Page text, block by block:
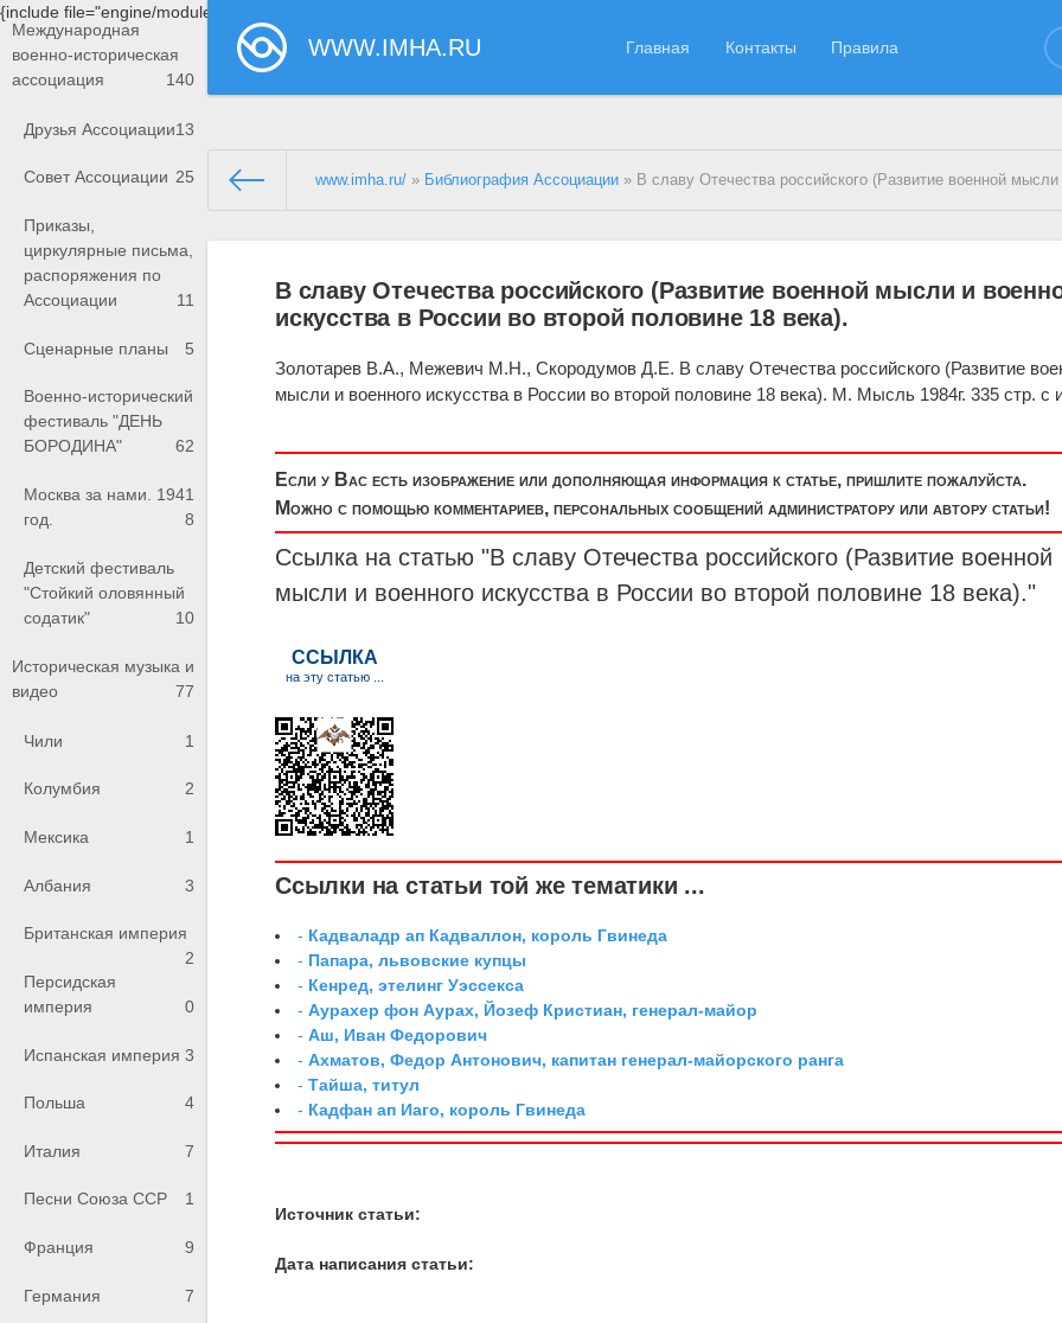
{include file="engine/modules/saperu/head.php"}
WWW.IMHA.RU Главная Контакты Правила
Международная
военно-историческая
ассоциация
140
Друзья Ассоциации13
Совет Ассоциации 25
Приказы,
циркулярные письма,
распоряжения по
Ассоциации
11
Сценарные планы 5
Военно-исторический
фестиваль "ДЕНЬ
БОРОДИНА"
62
Москва за нами. 1941
год.
8
Детский фестиваль
"Стойкий оловянный
содатик"
10
Историческая музыка и
видео
77
Чили 1
Колумбия 2
Мексика 1
Албания 3
Британская империя
2
Персидская
империя
0
Испанская империя 3
Польша 4
Италия 7
Песни Союза ССР 1
Франция 9
Германия 7
www.imha.ru/ » Библиография Ассоциации » В славу Отечества российского (Развитие военной мысли и военного искусства в России во второй
В славу Отечества российского (Развитие военной мысли и
искусства в России во второй половине 18 века).
Золотарев В.А., Межевич М.Н., Скородумов Д.Е. В славу Отечества российского (Развитие
мысли и военного искусства в России во второй половине 18 века). М. Мысль 1984г. 335 стр. с
Если у Вас есть изображение или дополняющая информация к статье, пришлите пожалуйста.
Можно с помощью комментариев, персональных сообщений администратору или автору статьи!
Ссылка на статью "В славу Отечества российского (Развитие военной
мысли и военного искусства в России во второй половине 18 века)."
Ссылки на статьи той же тематики ...
- Кадваладр ап Кадваллон, король Гвинеда
- Папара, львовские купцы
- Кенред, этелинг Уэссекса
-Аурахер фон Аурах, Йозеф Кристиан, генерал-майор
-Аш, Иван Федорович
-Ахматов, Федор Антонович, капитан генерал-майорского ранга
-Тайша, титул
- Кадфан ап Иаго, король Гвинеда
Источник статьи:
Дата написания статьи: